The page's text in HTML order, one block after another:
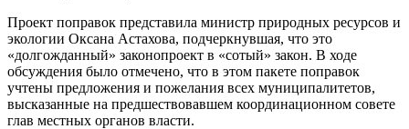
Проект поправок представила министр природных ресурсов и
экологии Оксана Астахова, подчеркнувшая, что это
«долгожданный» законопроект в «сотый» закон. В ходе
обсуждения было отмечено, что в этом пакете поправок
учтены предложения и пожелания всех муниципалитетов,
высказанные на предшествовавшем координационном совете
глав местных органов власти.